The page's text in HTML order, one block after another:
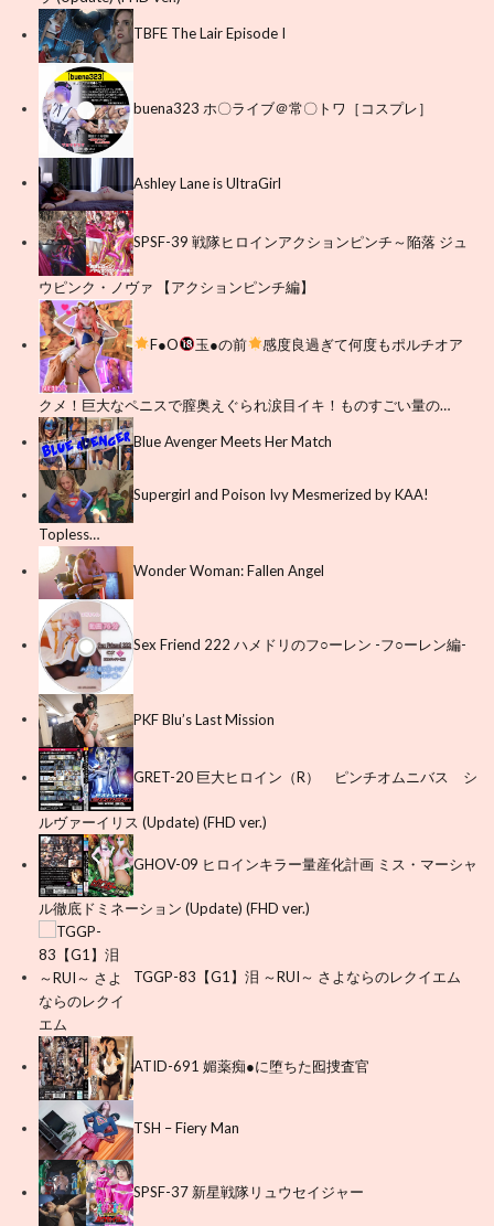
TBFE The Lair Episode I
buena323 ホ〇ライブ＠常〇トワ［コスプレ］
Ashley Lane is UltraGirl
SPSF-39 戦隊ヒロインアクションピンチ～陥落 ジュ
ウピンク・ノヴァ 【アクションピンチ編】
F●O 玉●の前 感度良過ぎて何度もポルチオア
クメ！巨大なペニスで膣奥えぐられ涙目イキ！ものすごい量の…
Blue Avenger Meets Her Match
Supergirl and Poison Ivy Mesmerized by KAA!
Topless…
Wonder Woman: Fallen Angel
Sex Friend 222 ハメドリのフ○ーレン -フ○ーレン編-
PKF Blu’s Last Mission
GRET-20 巨大ヒロイン（R） ピンチオムニバス シ
ルヴァーイリス (Update) (FHD ver.)
GHOV-09 ヒロインキラー量産化計画 ミス・マーシャ
ル徹底ドミネーション (Update) (FHD ver.)
TGGP-83【G1】泪 ～RUI～ さよならのレクイエム
ATID-691 媚薬痴●に堕ちた囮捜査官
TSH – Fiery Man
SPSF-37 新星戦隊リュウセイジャー